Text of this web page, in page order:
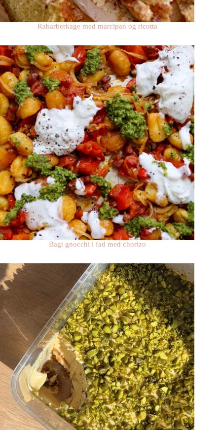
Rabarberkage med marcipan og ricotta
Bagt gnocchi i fad med chorizo